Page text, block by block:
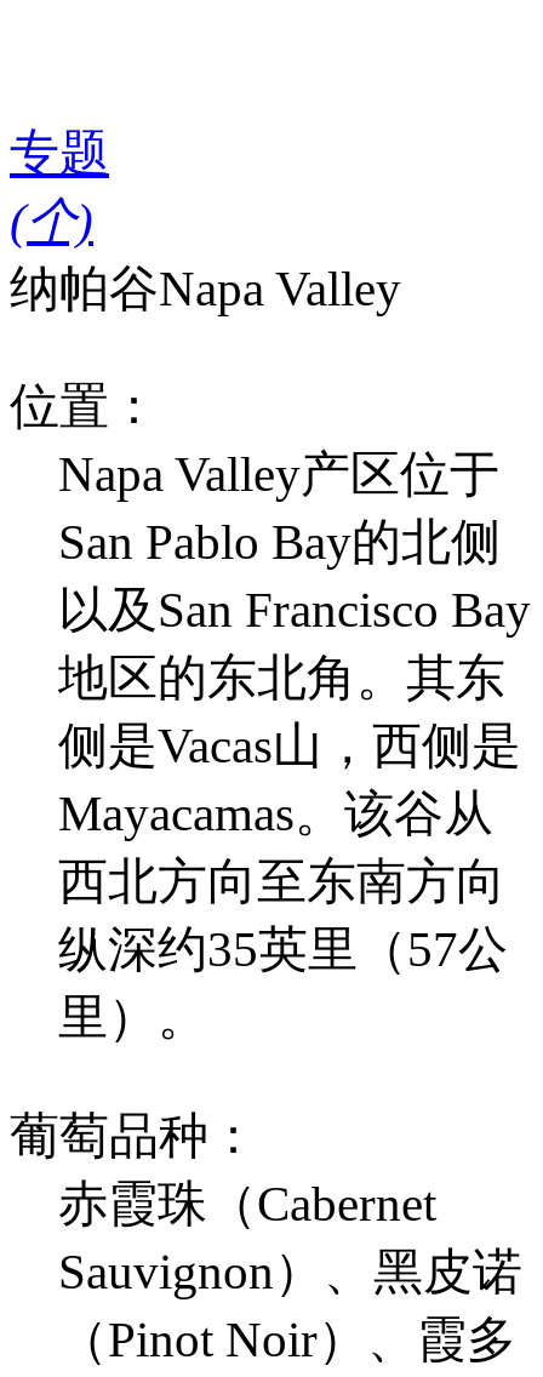
专题
(个)
纳帕谷Napa Valley
位置：
Napa Valley产区位于
San Pablo Bay的北侧
以及San Francisco Bay
地区的东北角。其东
侧是Vacas山，西侧是
Mayacamas。该谷从
西北方向至东南方向
纵深约35英里（57公
里）。
葡萄品种：
赤霞珠（Cabernet
Sauvignon）、黑皮诺
（Pinot Noir）、霞多